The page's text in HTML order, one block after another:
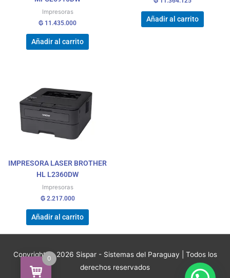
Impresoras
₲ 11.435.000
Añadir al carrito
Añadir al carrito
IMPRESORA LASER BROTHER
HL L2360DW
Impresoras
₲2.217.000
Añadir al carrito
Copyright © 2026 Sispar - Sistemas del Paraguay | Todos los
derechos reservados
0